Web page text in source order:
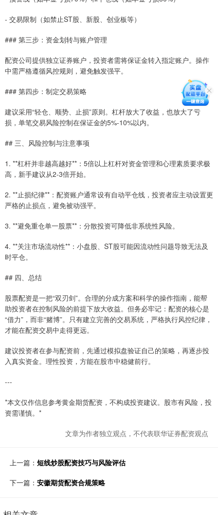
- 交易限制（如禁止ST股、新股、创业板等）
### 第三步：资金划转与账户管理
配资公司提供独立证券账户，投资者需将保证金转入指定账户。操作
中需严格遵循风控规则，避免触发强平。
### 第四步：制定交易策略
建议采用“轻仓、顺势、止损”原则。杠杆放大了收益，也放大了亏
损，单笔交易风险控制在保证金的5%-10%以内。
## 三、风险控制与注意事项
1. **杠杆并非越高越好**：5倍以上杠杆对资金管理和心理素质要求极
高，新手建议从2-3倍开始。
2. **止损纪律**：配资账户通常设有自动平仓线，投资者应主动设置更
严格的止损点，避免被动强平。
3. **避免重仓单一股票**：分散投资可降低非系统性风险。
4. **关注市场流动性**：小盘股、ST股可能因流动性问题导致无法及
时平仓。
## 四、总结
股票配资是一把“双刃剑”。合理的分成方案和科学的操作指南，能帮
助投资者在控制风险的前提下放大收益。但务必牢记：配资的核心是
“借力”，而非“赌博”。只有建立完善的交易系统，严格执行风控纪律，
才能在配资交易中走得更远。
建议投资者在参与配资前，先通过模拟盘验证自己的策略，再逐步投
入真实资金。理性投资，方能在股市中稳健前行。
---
*本文仅作信息参考黄金期货配资，不构成投资建议。股市有风险，投
资需谨慎。*
文章为作者独立观点，不代表联华证券配资观点
上一篇： 短线炒股配资技巧与风险评估
下一篇： 安徽期货配资合规策略